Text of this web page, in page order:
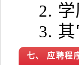
2.
3.
七、 应聘程